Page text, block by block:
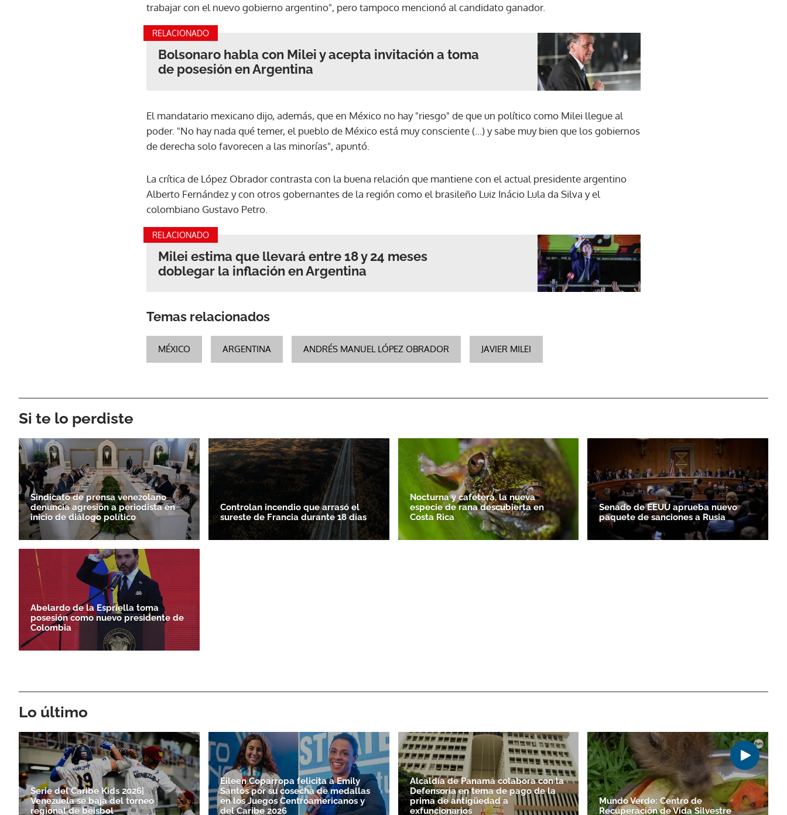
ACEPTAR
trabajar con el nuevo gobierno argentino", pero tampoco mencionó al candidato ganador.
RELACIONADO
Bolsonaro habla con Milei y acepta invitación a toma
de posesión en Argentina
El mandatario mexicano dijo, además, que en México no hay "riesgo" de que un político como Milei llegue al
poder. "No hay nada qué temer, el pueblo de México está muy consciente (...) y sabe muy bien que los gobiernos
de derecha solo favorecen a las minorías", apuntó.
La crítica de López Obrador contrasta con la buena relación que mantiene con el actual presidente argentino
Alberto Fernández y con otros gobernantes de la región como el brasileño Luiz Inácio Lula da Silva y el
colombiano Gustavo Petro.
RELACIONADO
Milei estima que llevará entre 18 y 24 meses
doblegar la inflación en Argentina
Temas relacionados
MÉXICO ARGENTINA ANDRÉS MANUEL LÓPEZ OBRADOR JAVIER MILEI
Si te lo perdiste
Sindicato de prensa venezolano
denuncia agresión a periodista en
inicio de diálogo político
Controlan incendio que arrasó el
sureste de Francia durante 18 días
Nocturna y cafetera, la nueva
especie de rana descubierta en
Costa Rica
Senado de EEUU aprueba nuevo
paquete de sanciones a Rusia
Abelardo de la Espriella toma
posesión como nuevo presidente de
Colombia
Lo último
Serie del Caribe Kids 2026|
Venezuela se baja del torneo
regional de béisbol
Eileen Coparropa felicita a Emily
Santos por su cosecha de medallas
en los Juegos Centroamericanos y
del Caribe 2026
Alcaldía de Panamá colabora con la
Defensoría en tema de pago de la
prima de antigüedad a
exfuncionarios
Mundo Verde: Centro de
Recuperación de Vida Silvestre